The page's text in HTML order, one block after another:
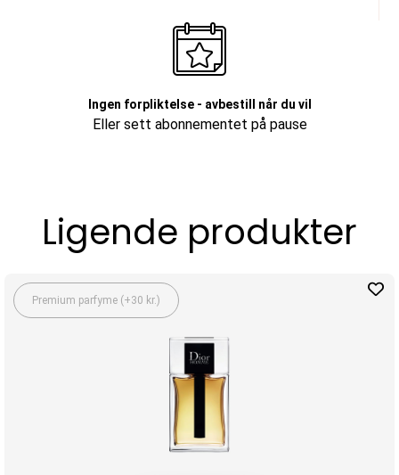
Ingen forpliktelse - avbestill når du vil
Eller sett abonnementet på pause
Ligende produkter
Premium parfyme (+30 kr.)